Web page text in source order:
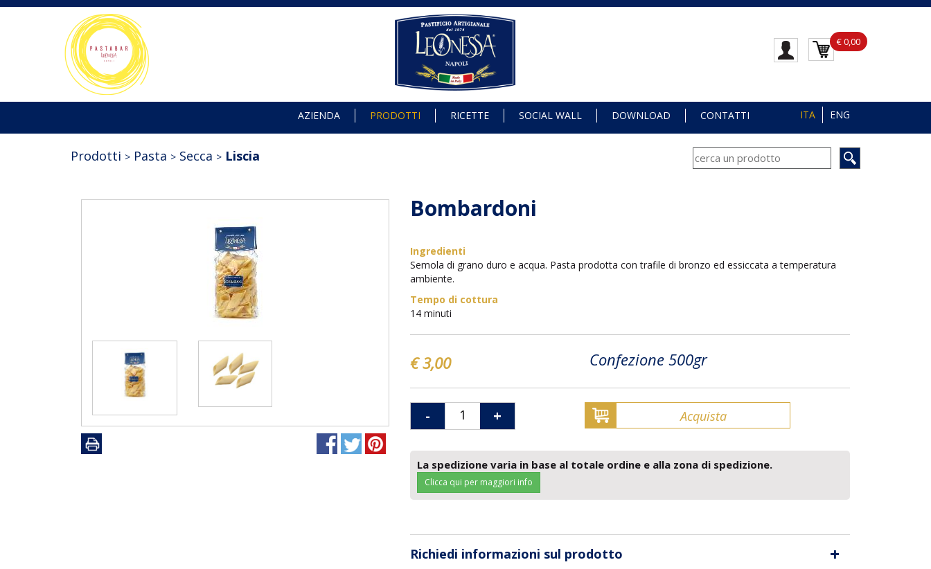
€ 0,00
AZIENDA PRODOTTI RICETTE SOCIAL WALL DOWNLOAD CONTATTI ITA ENG
Prodotti Pasta Secca Liscia
Bombardoni
Ingredienti
Semola di grano duro e acqua. Pasta prodotta con trafile di bronzo ed essiccata a temperatura
ambiente.
Tempo di cottura
14 minuti
€ 3,00 Confezione 500gr
- + Acquista
La spedizione varia in base al totale ordine e alla zona di spedizione.
Clicca qui per maggiori info
Richiedi informazioni sul prodotto +